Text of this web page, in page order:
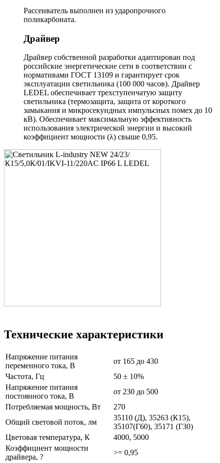
Рассеиватель выполнен из ударопрочного
поликарбоната.
Драйвер
Драйвер собственной разработки адаптирован под
российские энергетические сети в соответствии с
нормативами ГОСТ 13109 и гарантирует срок
эксплуатации светильника (100 000 часов). Драйвер
LEDEL обеспечивает трехступенчатую защиту
светильника (термозащита, защита от короткого
замыкания и микросекундных импульсных помех до 10
кВ). Обеспечивает максимальную эффективность
использования электрической энергии и высокий
коэффициент мощности (λ) свыше 0,95.
Технические характеристики
Напряжение питания
переменного тока, В
от 165 до 430
Частота, Гц
50 ± 10%
Напряжение питания
постоянного тока, В
от 230 до 500
Потребляемая мощность, Вт
270
Общий световой поток, лм
35110 (Д), 35263 (К15),
35107(Г60), 35171 (Г30)
Цветовая температура, К
4000, 5000
Коэффициент мощности
драйвера, ?
>= 0,95